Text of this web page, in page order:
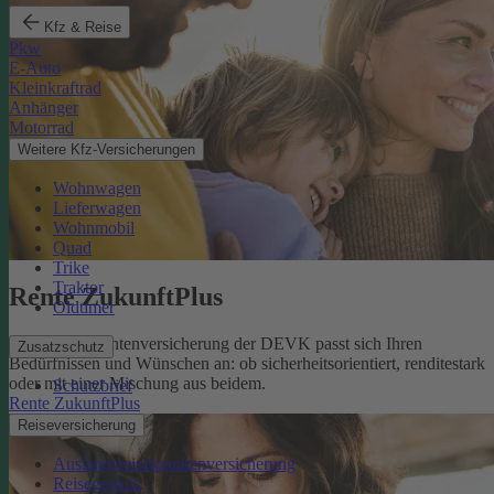
Kfz & Reise
Pkw
E-Auto
Kleinkraftrad
Anhänger
Motorrad
Weitere Kfz-Versicherungen
Wohnwagen
Lieferwagen
Wohnmobil
Quad
Trike
Traktor
Oldtimer
Zusatzschutz
Schutzbrief
Reiseversicherung
Auslandsreisekrankenversicherung
Reisegepäck
Rente ZukunftPlus
Die private Rentenversicherung der DEVK passt sich Ihren
Bedürfnissen und Wünschen an: ob sicherheitsorientiert, renditestark
oder mit einer Mischung aus beidem.
Rente ZukunftPlus